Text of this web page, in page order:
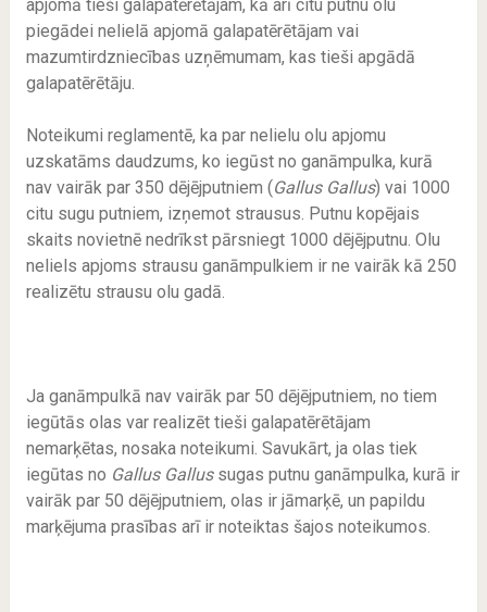
apjomā tieši galapatērētājam, kā arī citu putnu olu
piegādei nelielā apjomā galapatērētājam vai
mazumtirdzniecības uzņēmumam, kas tieši apgādā
galapatērētāju.
Noteikumi reglamentē, ka par nelielu olu apjomu
uzskatāms daudzums, ko iegūst no ganāmpulka, kurā
nav vairāk par 350 dējējputniem (Gallus Gallus) vai 1000
citu sugu putniem, izņemot strausus. Putnu kopējais
skaits novietnē nedrīkst pārsniegt 1000 dējējputnu. Olu
neliels apjoms strausu ganāmpulkiem ir ne vairāk kā 250
realizētu strausu olu gadā.
Ja ganāmpulkā nav vairāk par 50 dējējputniem, no tiem
iegūtās olas var realizēt tieši galapatērētājam
nemarķētas, nosaka noteikumi. Savukārt, ja olas tiek
iegūtas no Gallus Gallussugas putnu ganāmpulka, kurā ir
vairāk par 50 dējējputniem, olas ir jāmarķē, un papildu
marķējuma prasības arī ir noteiktas šajos noteikumos.